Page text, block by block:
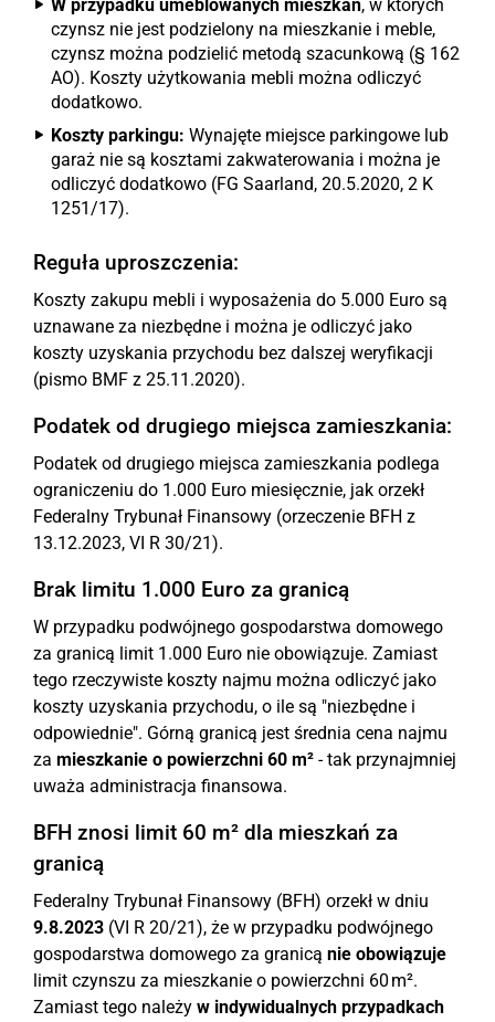
W przypadku umeblowanych mieszkań, w których
czynsz nie jest podzielony na mieszkanie i meble,
czynsz można podzielić metodą szacunkową (§ 162
AO). Koszty użytkowania mebli można odliczyć
dodatkowo.
Koszty parkingu: Wynajęte miejsce parkingowe lub
garaż nie są kosztami zakwaterowania i można je
odliczyć dodatkowo (FG Saarland, 20.5.2020, 2 K
1251/17).
Reguła uproszczenia:
Koszty zakupu mebli i wyposażenia do 5.000 Euro są
uznawane za niezbędne i można je odliczyć jako
koszty uzyskania przychodu bez dalszej weryfikacji
(pismo BMF z 25.11.2020).
Podatek od drugiego miejsca zamieszkania:
Podatek od drugiego miejsca zamieszkania podlega
ograniczeniu do 1.000 Euro miesięcznie, jak orzekł
Federalny Trybunał Finansowy (orzeczenie BFH z
13.12.2023, VI R 30/21).
Brak limitu 1.000 Euro za granicą
W przypadku podwójnego gospodarstwa domowego
za granicą limit 1.000 Euro nie obowiązuje. Zamiast
tego rzeczywiste koszty najmu można odliczyć jako
koszty uzyskania przychodu, o ile są "niezbędne i
odpowiednie". Górną granicą jest średnia cena najmu
za mieszkanie o powierzchni 60 m² - tak przynajmniej
uważa administracja finansowa.
BFH znosi limit 60 m² dla mieszkań za
granicą
Federalny Trybunał Finansowy (BFH) orzekł w dniu
9.8.2023 (VI R 20/21), że w przypadku podwójnego
gospodarstwa domowego za granicą nie obowiązuje
limit czynszu za mieszkanie o powierzchni 60 m².
Zamiast tego należy w indywidualnych przypadkach